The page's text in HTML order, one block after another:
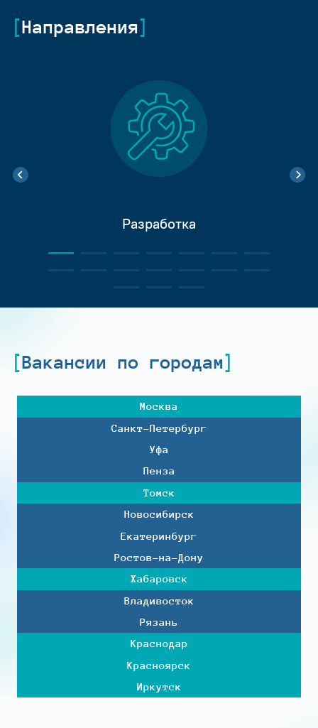
Направления
Разработка
Вакансии по городам
Москва
Санкт-Петербург
Уфа
Пенза
Томск
Новосибирск
Екатеринбург
Ростов-на-Дону
Хабаровск
Владивосток
Рязань
Краснодар
Красноярск
Иркутск